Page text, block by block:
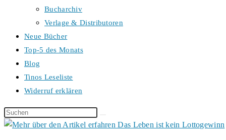
Bucharchiv
Verlage & Distributoren
Neue Bücher
Top-5 des Monats
Blog
Tinos Leseliste
Widerruf erklären
Diese
Website